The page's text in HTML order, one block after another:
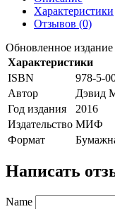
Характеристики
Отзывов (0)
Обновленное издание
Характеристики
ISBN
978-5-
Автор
Дэвид
Год издания
2016
Издательство МИФ
Формат
Написать
Name